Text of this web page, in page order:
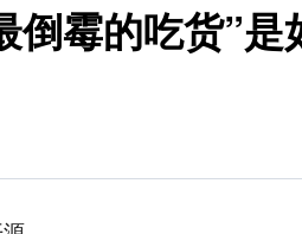
倒霉的吃货”是